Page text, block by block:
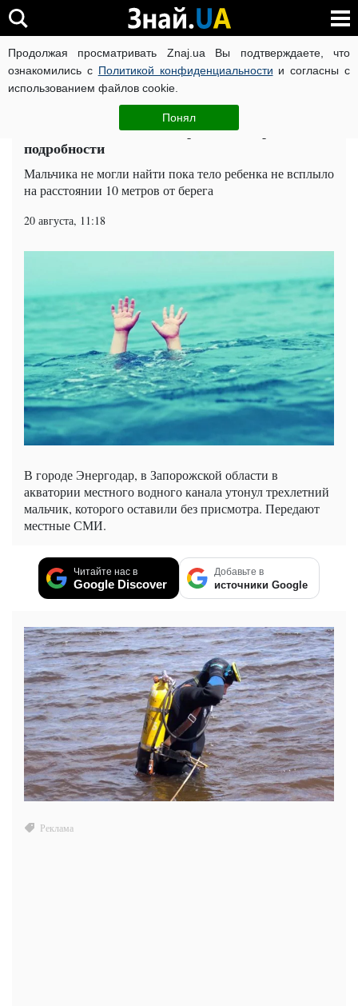
Продолжая просматривать Znaj.ua Вы подтверждаете, что
ознакомились с Политикой конфиденциальности и согласны с
использованием файлов cookie.
Понял
ВОЙНА РОССИИ ПРОТИВ УКРАИНЫ КОРОНАВИРУС В
ЧИТАТИ УКРАЇНСЬКОЮ
В канале всплыло тело трехлетнего ребенка:
подробности
Мальчика не могли найти пока тело ребенка не всплыло
на расстоянии 10 метров от берега
20 августа, 11:18
В городе Энергодар, в Запорожской области в
акватории местного водного канала утонул трехлетний
мальчик, которого оставили без присмотра. Передают
местные СМИ.
Читайте нас в
Google Discover
Добавьте в
источники Google